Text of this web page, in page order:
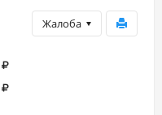
Жалоба